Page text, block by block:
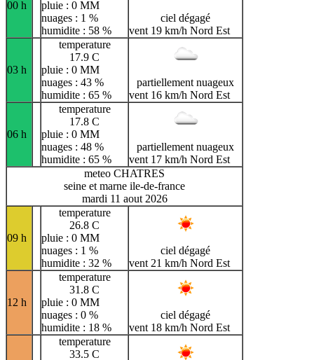
00 h
pluie : 0 MM
nuages : 1 %
humidite : 58 %
ciel dégagé
vent 19 km/h Nord Est
03 h
temperature
17.9 C
pluie : 0 MM
nuages : 43 %
humidite : 65 %
partiellement nuageux
vent 16 km/h Nord Est
06 h
temperature
17.8 C
pluie : 0 MM
nuages : 48 %
humidite : 65 %
partiellement nuageux
vent 17 km/h Nord Est
meteo CHATRES
seine et marne ile-de-france
mardi 11 aout 2026
09 h
temperature
26.8 C
pluie : 0 MM
nuages : 1 %
humidite : 32 %
ciel dégagé
vent 21 km/h Nord Est
12 h
temperature
31.8 C
pluie : 0 MM
nuages : 0 %
humidite : 18 %
ciel dégagé
vent 18 km/h Nord Est
temperature
33.5 C